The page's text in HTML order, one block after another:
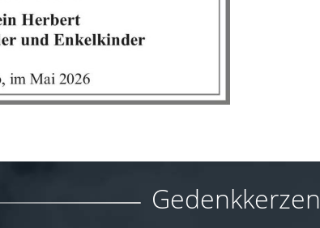
Gedenkkerzen